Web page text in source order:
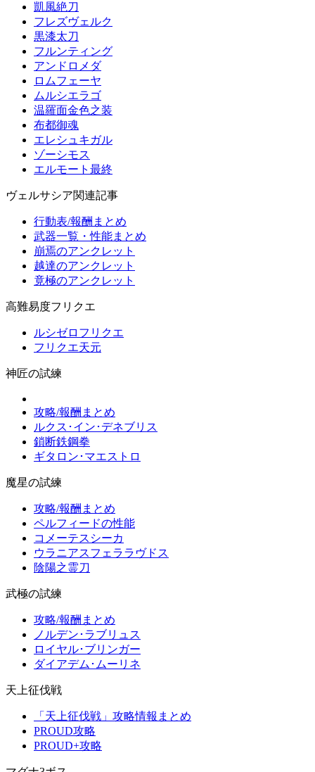
凱風絶刀
フレズヴェルク
黒漆太刀
フルンティング
アンドロメダ
ロムフェーヤ
ムルシエラゴ
温羅面金色之装
布都御魂
エレシュキガル
ゾーシモス
エルモート最終
ヴェルサシア関連記事
行動表/報酬まとめ
武器一覧・性能まとめ
崩焉のアンクレット
越達のアンクレット
竟極のアンクレット
高難易度フリクエ
ルシゼロフリクエ
フリクエ天元
神匠の試練
攻略/報酬まとめ
ルクス･イン･デネブリス
鎖断鉄鋼拳
ギタロン･マエストロ
魔星の試練
攻略/報酬まとめ
ペルフィードの性能
コメーテスシーカ
ウラニアスフェララヴドス
陰陽之霊刀
武極の試練
攻略/報酬まとめ
ノルデン･ラブリュス
ロイヤル･ブリンガー
ダイアデム･ムーリネ
天上征伐戦
「天上征伐戦」攻略情報まとめ
PROUD攻略
PROUD+攻略